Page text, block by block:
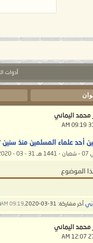
أدوات
محمد اليماني
أحد علماء المسلمين منذ
الموضوع
آخر مشاركة: 31-03-2020, 09:19 AM
محمد اليماني